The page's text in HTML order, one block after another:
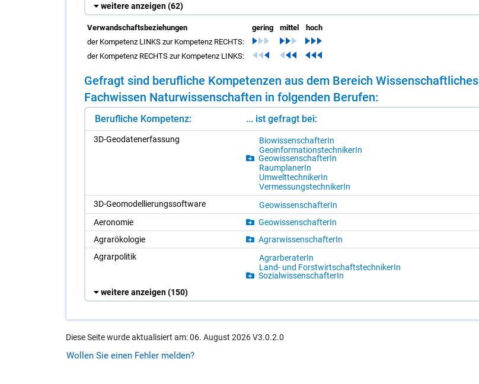
weitere anzeigen(62)
Verwandschaftsbeziehungen gering mittel
hoch
der Kompetenz LINKS zur Kompetenz RECHTS:
der Kompetenz RECHTS zur Kompetenz LINKS:
Ge­fragt sind be­ruf­li­che Kom­pe­ten­zen aus dem Be­reich Wis­sen­schaft­li­ches
Fach­wis­sen Na­tur­wis­sen­schaf­ten in fol­gen­den Be­ru­fen:
Berufliche Kompetenz: ... ist gefragt bei:
3D-Geo­da­ten­er­fas­sung
Bio­wis­sen­schaf­te­rIn
Geo­in­for­ma­ti­ons­tech­ni­ke­rIn
Geo­wis­sen­schaf­te­rIn
Raum­pla­ne­rIn
Um­welt­tech­ni­ke­rIn
Ver­mes­sungs­tech­ni­ke­rIn
3D-Geo­mo­del­lie­rungs­soft­ware
Geo­wis­sen­schaf­te­rIn
Ae­ro­no­mie
Geo­wis­sen­schaf­te­rIn
Agrar­öko­lo­gie
Agrar­wis­sen­schaf­te­rIn
Agrar­po­li­tik
Agrar­be­ra­te­rIn
Land- und Forst­wirt­schafts­tech­ni­ke­rIn
So­zi­al­wis­sen­schaf­te­rIn
weitere anzeigen(150)
Diese Seite wurde aktualisiert am: 06. August 2026 V3.0.2.0
Wollen Sie einen Fehler melden?